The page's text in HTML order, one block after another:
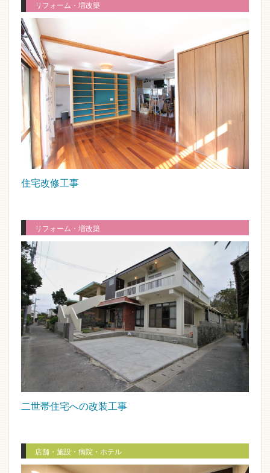
リフォーム・増改築
住宅改修工事
リフォーム・増改築
二世帯住宅への改装工事
店舗・施設・病院・ホテル